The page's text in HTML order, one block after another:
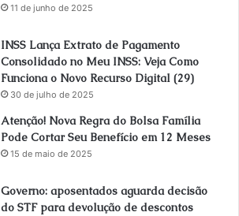
11 de junho de 2025
INSS Lança Extrato de Pagamento
Consolidado no Meu INSS: Veja Como
Funciona o Novo Recurso Digital (29)
30 de julho de 2025
Atenção! Nova Regra do Bolsa Família
Pode Cortar Seu Benefício em 12 Meses
15 de maio de 2025
Governo: aposentados aguarda decisão
do STF para devolução de descontos